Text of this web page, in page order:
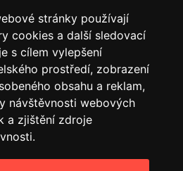
stránky používají
cookies a další sledovací
s cílem vylepšení
prostředí, zobrazení
obsahu a reklam,
návštěvnosti webových
a zjištění zdroje
Objednat servis
Jak připravit balík na přepravu?
Čištění a údržba
Kariéra
RYCHLÝ KONTAKT
BUNA CAFÉ
obchod@bunacafe.cz